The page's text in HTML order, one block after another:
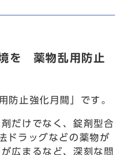
を 薬物乱用防止
止強化月間」です。
だけでなく、錠剤型合
ドラッグなどの薬物が
広まるなど、深刻な問